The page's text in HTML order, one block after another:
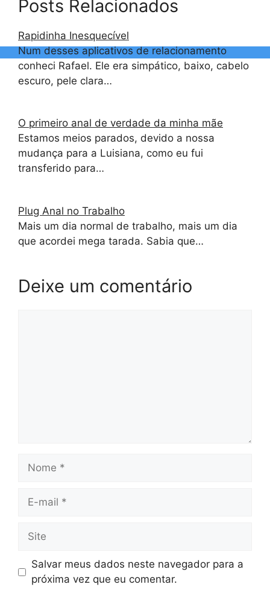
Posts Relacionados
Rapidinha Inesquecível
Num desses aplicativos de relacionamento
conheci Rafael. Ele era simpático, baixo, cabelo
escuro, pele clara…
O primeiro anal de verdade da minha mãe
Estamos meios parados, devido a nossa
mudança para a Luisiana, como eu fui
transferido para…
Plug Anal no Trabalho
Mais um dia normal de trabalho, mais um dia
que acordei mega tarada. Sabia que…
Deixe um comentário
Nome
Site
Salvar meus dados neste navegador para a
próxima vez que eu comentar.